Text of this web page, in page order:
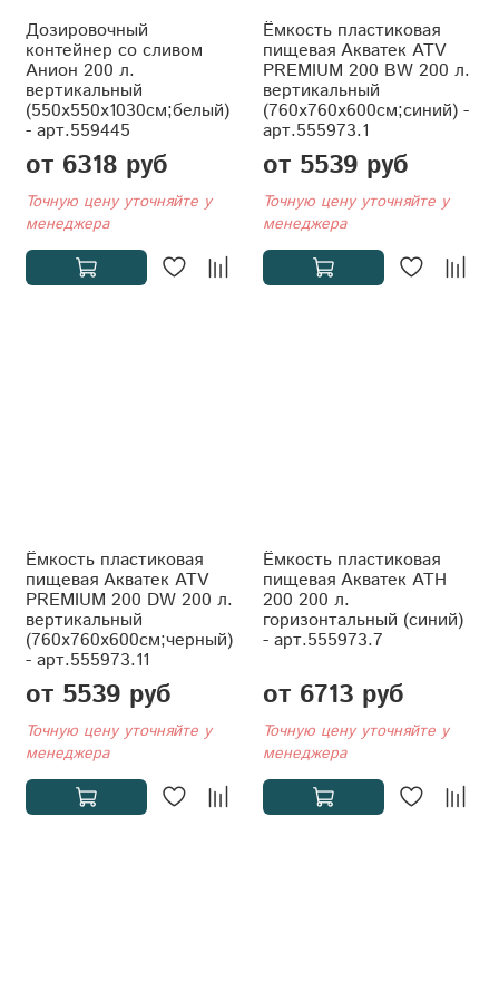
Дозировочный
контейнер со сливом
Анион 200 л.
вертикальный
(550x550x1030см;белый)
- арт.559445
от 6318 руб
Точную цену уточняйте у
менеджера
Ёмкость пластиковая
пищевая Акватек ATV
PREMIUM 200 BW 200 л.
вертикальный
(760x760x600см;синий) -
арт.555973.1
от 5539 руб
Точную цену уточняйте у
менеджера
Ёмкость пластиковая
пищевая Акватек ATV
PREMIUM 200 DW 200 л.
вертикальный
(760x760x600см;черный)
- арт.555973.11
от 5539 руб
Точную цену уточняйте у
менеджера
Ёмкость пластиковая
пищевая Акватек АТH
200 200 л.
горизонтальный (синий)
- арт.555973.7
от 6713 руб
Точную цену уточняйте у
менеджера